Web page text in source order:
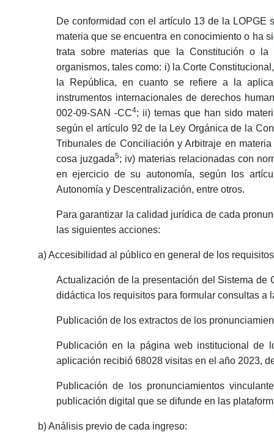
De conformidad con el artículo 13 de la LOPGE
materia que se encuentra en conocimiento o ha
trata sobre materias que la Constitución o la
organismos, tales como: i) la Corte
la República, en cuanto se refiere a la
instrumentos internacionales de derechos
002-09-SAN -CC4; ii) temas que han sido
según el artículo 92 de la Ley Orgánica de la
Tribunales de Conciliación y Arbitraje en
cosa juzgada5; iv) materias relacionadas con
en ejercicio de su autonomía, según los
Autonomía y Descentralización, entre otros.
Para garantizar la calidad jurídica de cada
las siguientes acciones:
a) Accesibilidad al público en general de los
Actualización de la presentación del Sistema de
didáctica los requisitos para formular consultas a
Publicación de los extractos de los
Publicación en la página web institucional de
aplicación recibió 68028 visitas en el año 2023,
Publicación de los pronunciamientos
publicación digital que se difunde en las
b) Análisis previo de cada ingreso: